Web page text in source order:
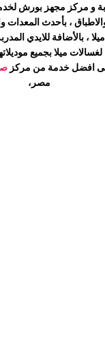
و مركز مجهز بورش
، بأحدث المعدات
ميلا ، بالأضافة للايدي
لغسالات ميلابجميع
افضل خدمة من مركز
مصر،